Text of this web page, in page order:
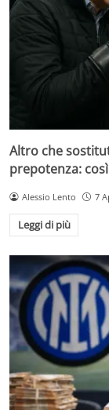
Altro che
prepotenza:
Alessio Lento 7
Leggi di più